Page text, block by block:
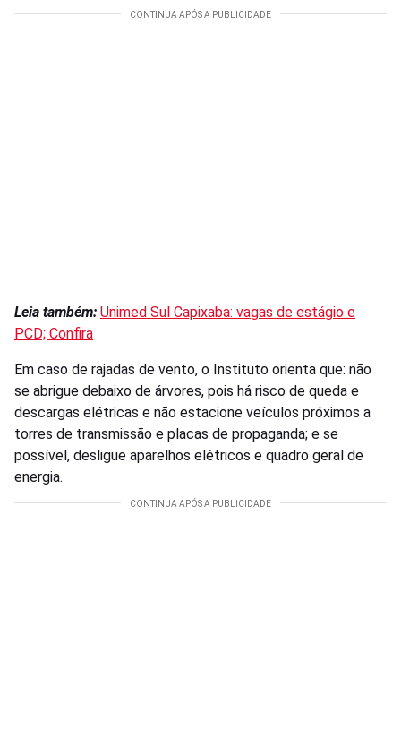
Leia também: Unimed Sul Capixaba: vagas de estágio e
PCD; Confira
Em caso de rajadas de vento, o Instituto orienta que: não
se abrigue debaixo de árvores, pois há risco de queda e
descargas elétricas e não estacione veículos próximos a
torres de transmissão e placas de propaganda; e se
possível, desligue aparelhos elétricos e quadro geral de
energia.